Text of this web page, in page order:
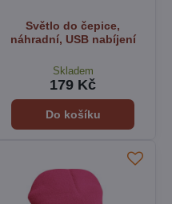
Světlo do čepice,
náhradní, USB nabíjení
Skladem
179 Kč
Do košíku